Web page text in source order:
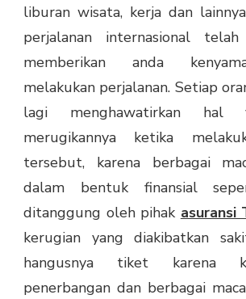
liburan wisata, kerja dan
perjalanan internasional
memberikan anda
melakukan perjalanan. Setiap
lagi menghawatirkan hal
merugikannya ketika
tersebut, karena berbagai
dalam bentuk finansial
ditanggung oleh pihak asuransi
kerugian yang diakibatkan
hangusnya tiket karena
penerbangan dan berbagai